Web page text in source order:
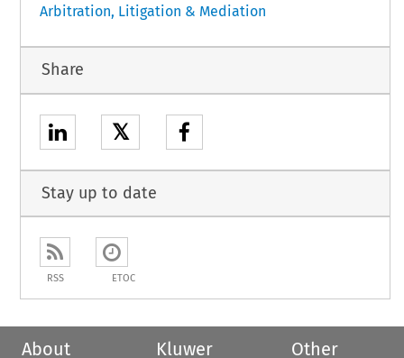
Arbitration, Litigation & Mediation
Share
𝕏
Stay up to date
RSS ETOC
About
Kluwer
Other